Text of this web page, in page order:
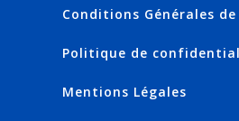
Conditions Générales
Politique de
Mentions Légales